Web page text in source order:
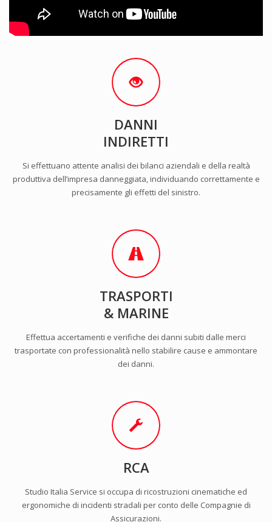
DANNI
INDIRETTI
Si effettuano attente analisi dei bilanci aziendali e della realtà
produttiva dell’impresa danneggiata, individuando correttamente e
precisamente gli effetti del sinistro.
TRASPORTI
& MARINE
Effettua accertamenti e verifiche dei danni subiti dalle merci
trasportate con professionalità nello stabilire cause e ammontare
dei danni.
RCA
Studio Italia Service si occupa di ricostruzioni cinematiche ed
ergonomiche di incidenti stradali per conto delle Compagnie di
Assicurazioni.